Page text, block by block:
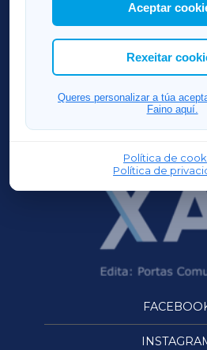
Así mesmo, podes
cookies que desexas permitir.
Aceptar
Rexeitar
Queres personalizar a túa
Faino aquí.
Política de
Política de